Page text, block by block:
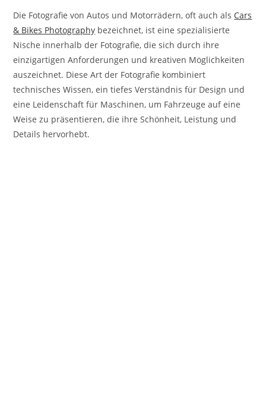
Die Fotografie von Autos und Motorrädern, oft auch als Cars
& Bikes Photography bezeichnet, ist eine spezialisierte
Nische innerhalb der Fotografie, die sich durch ihre
einzigartigen Anforderungen und kreativen Möglichkeiten
auszeichnet. Diese Art der Fotografie kombiniert
technisches Wissen, ein tiefes Verständnis für Design und
eine Leidenschaft für Maschinen, um Fahrzeuge auf eine
Weise zu präsentieren, die ihre Schönheit, Leistung und
Details hervorhebt.